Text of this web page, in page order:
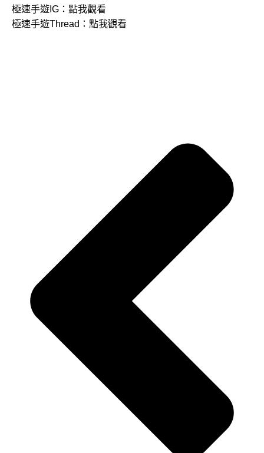
極速手遊IG： 點我觀看
極速手遊Thread： 點我觀看